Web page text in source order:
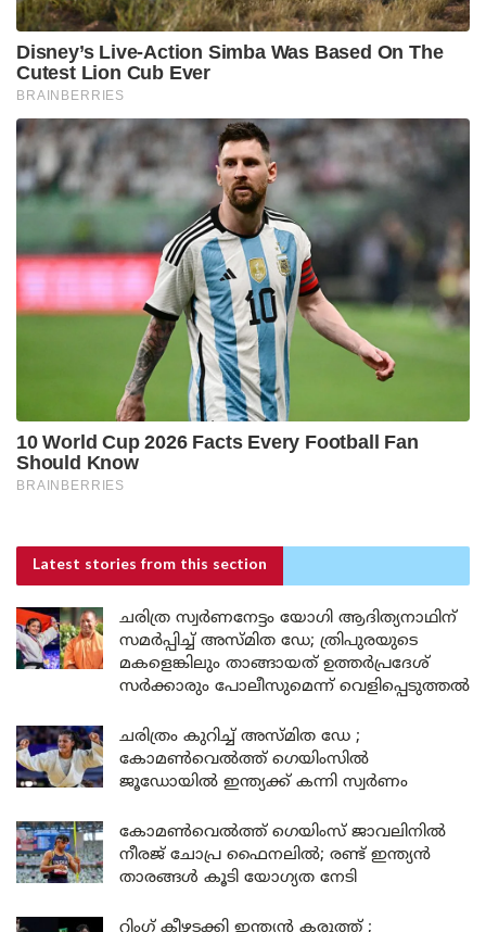
Latest stories from this section
ചരിത്ര സ്വർണനേട്ടം യോഗി ആദിത്യനാഥിന്
സമർപ്പിച്ച് അസ്മിത ഡേ; ത്രിപുരയുടെ
മകളെങ്കിലും താങ്ങായത് ഉത്തർപ്രദേശ്
സർക്കാരും പോലീസുമെന്ന് വെളിപ്പെടുത്തൽ
ചരിത്രം കുറിച്ച് അസ്മിത ഡേ ;
കോമൺവെൽത്ത് ഗെയിംസിൽ
ജൂഡോയിൽ ഇന്ത്യക്ക് കന്നി സ്വർണം
കോമൺവെൽത്ത് ഗെയിംസ് ജാവലിനിൽ
നീരജ് ചോപ്ര ഫൈനലിൽ; രണ്ട് ഇന്ത്യൻ
താരങ്ങൾ കൂടി യോഗ്യത നേടി